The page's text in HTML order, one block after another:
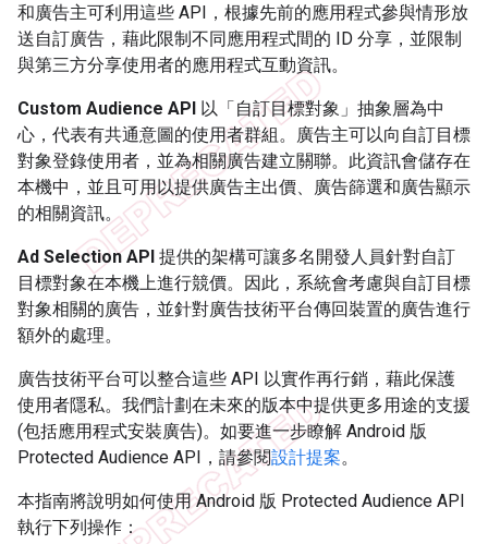
和廣告主可利用這些 API，根據先前的應用程式參與情形放
送自訂廣告，藉此限制不同應用程式間的 ID 分享，並限制
與第三方分享使用者的應用程式互動資訊。
Custom Audience API 以「自訂目標對象」抽象層為中
心，代表有共通意圖的使用者群組。廣告主可以向自訂目標
對象登錄使用者，並為相關廣告建立關聯。此資訊會儲存在
本機中，並且可用以提供廣告主出價、廣告篩選和廣告顯示
的相關資訊。
Ad Selection API 提供的架構可讓多名開發人員針對自訂
目標對象在本機上進行競價。因此，系統會考慮與自訂目標
對象相關的廣告，並針對廣告技術平台傳回裝置的廣告進行
額外的處理。
廣告技術平台可以整合這些 API 以實作再行銷，藉此保護
使用者隱私。我們計劃在未來的版本中提供更多用途的支援
(包括應用程式安裝廣告)。如要進一步瞭解 Android 版
Protected Audience API，請參閱設計提案。
本指南將說明如何使用 Android 版 Protected Audience API
執行下列操作：